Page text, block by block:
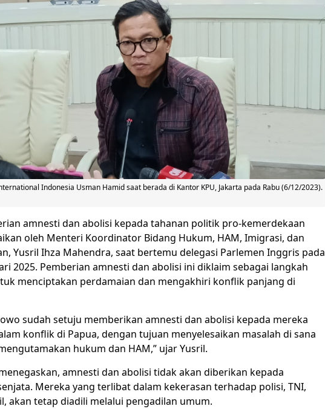
Indonesia Usman Hamid saat berada di Kantor KPU, Jakarta pada Rabu (6/12/2023).
amnesti dan abolisi kepada tahanan politik pro-kemerdekaan
oleh Menteri Koordinator Bidang Hukum, HAM, Imigrasi, dan
Yusril Ihza Mahendra, saat bertemu delegasi Parlemen Inggris pada
2025. Pemberian amnesti dan abolisi ini diklaim sebagai langkah
menciptakan perdamaian dan mengakhiri konflik panjang di
sudah setuju memberikan amnesti dan abolisi kepada mereka
konflik di Papua, dengan tujuan menyelesaikan masalah di sana
hukum dan HAM,” ujar Yusril.
amnesti dan abolisi tidak akan diberikan kepada
Mereka yang terlibat dalam kekerasan terhadap polisi, TNI,
akan tetap diadili melalui pengadilan umum.